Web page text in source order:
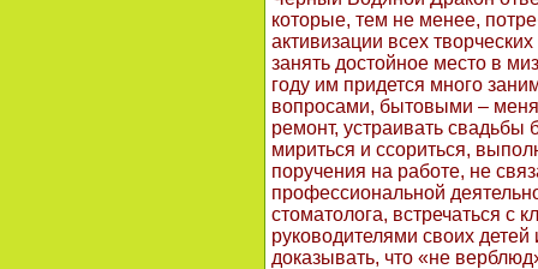
которые, тем не менее,
активизации всех
занять достойное место в
году им придется много
вопросами, бытовыми –
ремонт, устраивать свадьбы
мириться и ссориться,
поручения на работе, не
профессиональной
стоматолога, встречаться с
руководителями своих
доказывать, что «не